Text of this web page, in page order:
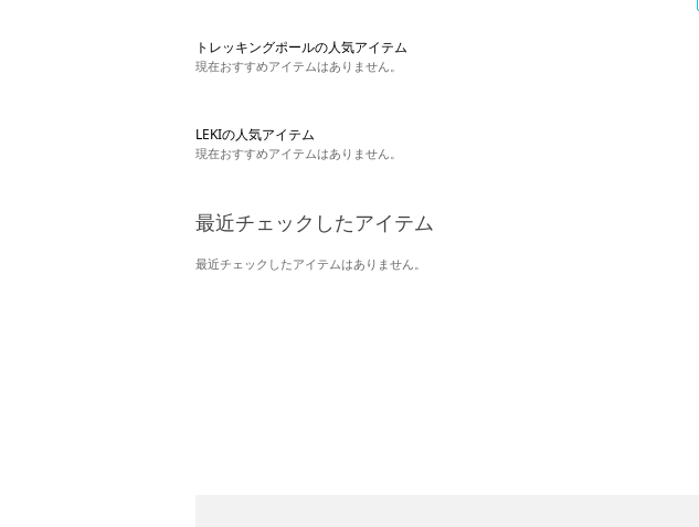
トレッキングポールの人気アイテム
現在おすすめアイテムはありません。
LEKIの人気アイテム
現在おすすめアイテムはありません。
最近チェックしたアイテム
最近チェックしたアイテムはありません。